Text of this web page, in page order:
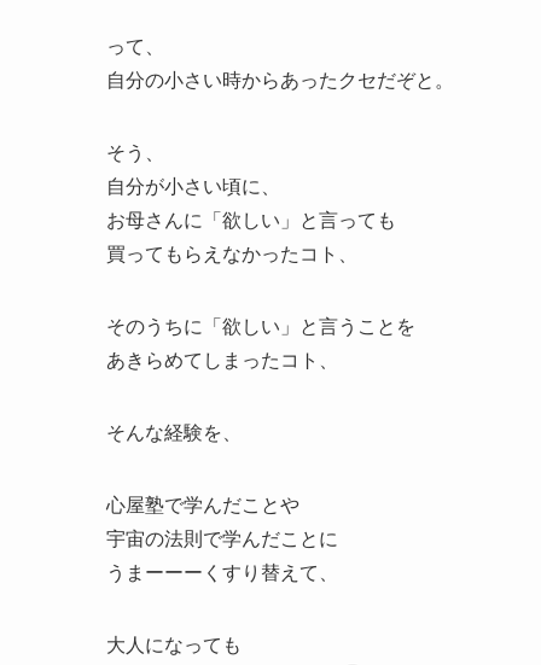
って、
自分の小さい時からあったクセだぞと。
そう、
自分が小さい頃に、
お母さんに「欲しい」と言っても
買ってもらえなかったコト、
そのうちに「欲しい」と言うことを
あきらめてしまったコト、
そんな経験を、
心屋塾で学んだことや
宇宙の法則で学んだことに
うまーーーくすり替えて、
大人になっても